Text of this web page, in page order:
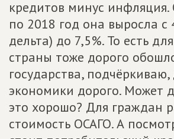
кредитов минус инфляция.
по 2018 год она выросла с
дельта) до 7,5%. То есть
страны тоже дорого
государства,
экономики дорого. Может
это хорошо? Для граждан
стоимость ОСАГО. А